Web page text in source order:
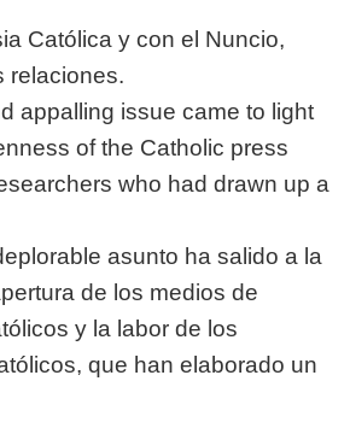
Católica y con el Nuncio,
relaciones.
appalling issue came to light
of the Catholic press
who had drawn up a
asunto ha salido a la
de los medios de
y la labor de los
que han elaborado un